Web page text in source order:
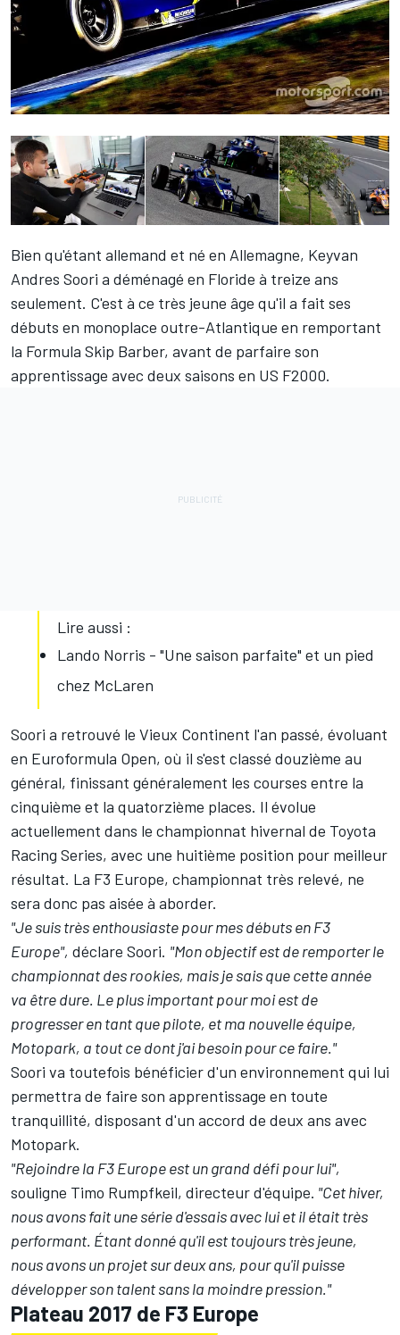
Bien qu'étant allemand et né en Allemagne, Keyvan
Andres Soori a déménagé en Floride à treize ans
seulement. C'est à ce très jeune âge qu'il a fait ses
débuts en monoplace outre-Atlantique en remportant
la Formula Skip Barber, avant de parfaire son
apprentissage avec deux saisons en US F2000.
Lire aussi :
Lando Norris - "Une saison parfaite" et un pied
chez McLaren
Soori a retrouvé le Vieux Continent l'an passé, évoluant
en Euroformula Open, où il s'est classé douzième au
général, finissant généralement les courses entre la
cinquième et la quatorzième places. Il évolue
actuellement dans le championnat hivernal de Toyota
Racing Series, avec une huitième position pour meilleur
résultat. La F3 Europe, championnat très relevé, ne
sera donc pas aisée à aborder.
"Je suis très enthousiaste pour mes débuts en F3
Europe", déclare Soori. "Mon objectif est de remporter le
championnat des rookies, mais je sais que cette année
va être dure. Le plus important pour moi est de
progresser en tant que pilote, et ma nouvelle équipe,
Motopark, a tout ce dont j'ai besoin pour ce faire."
Soori va toutefois bénéficier d'un environnement qui lui
permettra de faire son apprentissage en toute
tranquillité, disposant d'un accord de deux ans avec
Motopark.
"Rejoindre la F3 Europe est un grand défi pour lui",
souligne Timo Rumpfkeil, directeur d'équipe. "Cet hiver,
nous avons fait une série d'essais avec lui et il était très
performant. Étant donné qu'il est toujours très jeune,
nous avons un projet sur deux ans, pour qu'il puisse
développer son talent sans la moindre pression."
Plateau 2017 de F3 Europe